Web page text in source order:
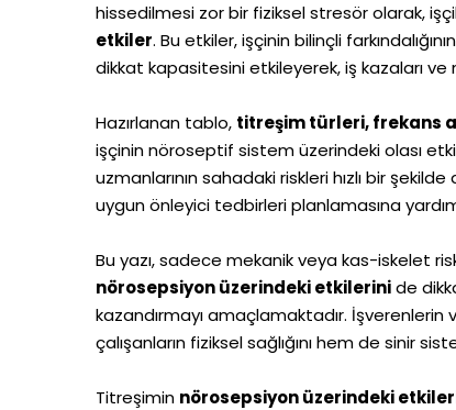
hissedilmesi zor bir fiziksel stresör olarak,
etkiler. Bu etkiler, işçinin bilinçli
dikkat kapasitesini etkileyerek, iş kazaları ve
Hazırlanan tablo, titreşim türleri, frekans
işçinin nöroseptif sistem üzerindeki olası
uzmanlarının sahadaki riskleri hızlı bir
uygun önleyici tedbirleri planlamasına
Bu yazı, sadece mekanik veya kas-iskelet
nörosepsiyon üzerindeki etkilerinide
kazandırmayı amaçlamaktadır. İşverenlerin
çalışanların fiziksel sağlığını hem de sinir
Titreşimin nörosepsiyon üzerindeki